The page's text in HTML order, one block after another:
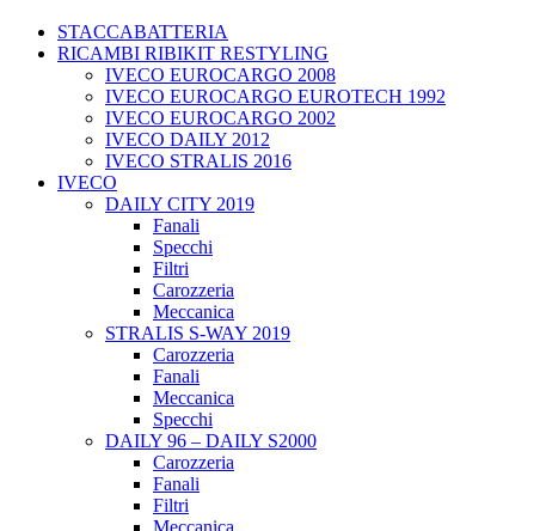
STACCABATTERIA
RICAMBI RIBIKIT RESTYLING
IVECO EUROCARGO 2008
IVECO EUROCARGO EUROTECH 1992
IVECO EUROCARGO 2002
IVECO DAILY 2012
IVECO STRALIS 2016
IVECO
DAILY CITY 2019
Fanali
Specchi
Filtri
Carozzeria
Meccanica
STRALIS S-WAY 2019
Carozzeria
Fanali
Meccanica
Specchi
DAILY 96 – DAILY S2000
Carozzeria
Fanali
Filtri